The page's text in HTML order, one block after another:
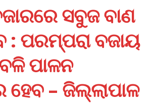
ସବୁଜ ବାଣ
: ପରମ୍ପରା ବଜାୟ
ପାଳନ
– ଜିଲ୍ଲାପାଳ